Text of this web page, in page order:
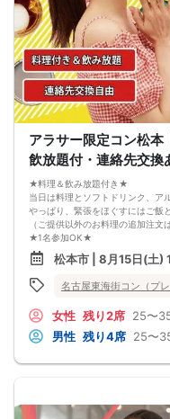
4. イベントページ内の「お申し込
数、男女比率と異なる可能性がご
5. 当日は店舗の外ではなく店舗内
で来た」旨をお伝えください。
6. お釣りの用意はございません
7. 当日は年齢確認のできる身分証
ことが発覚した場合、参加費を
8. 15分以上の遅刻はキャンセル
9. 当日受付にお越しになってから
泊費、通信費等の返金は行いませ
11. 領収書の発行はいたしかねます
お申し込みが完了した時点で上記
8/15(土)20代夜コン松本
アラサー限定コン松
飲放題付・連絡先交換
★料理＆飲み放題付き★
当日は料理とソフトドリンク、ア
やっぱり、緊張をほぐすにはご飯
（ご提供以外のお料理の追加注文
★1名参加OK★
他の1名参加の方とペアになりま
基本的には２：２のグループトー
（１：１でのトークはございませ
★プロフィールカードにより会話
なんてことは絶対ありません！
プロフィールカードを活用し、「
★完全着席型・連絡先交換は自由★
換ができなかった」なんてことは
（連絡先交換は席替え時間までに
---------------------------
松本市 | 8月15日(土)
名古屋東海街コン（プレ
女性 残り2席 25〜
男性 残り4席 25〜